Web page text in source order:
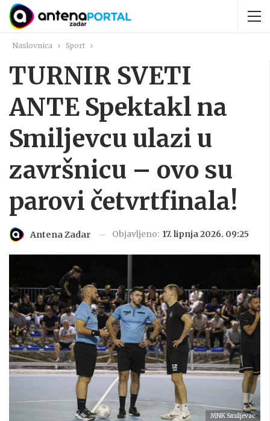
Naslovnica Sport
TURNIR SVETI
ANTE Spektakl na
Smiljevcu ulazi u
završnicu – ovo su
parovi četvrtfinala!
Antena Zadar Objavljeno: 17. lipnja 2026. 09:25
MNK Smiljevac